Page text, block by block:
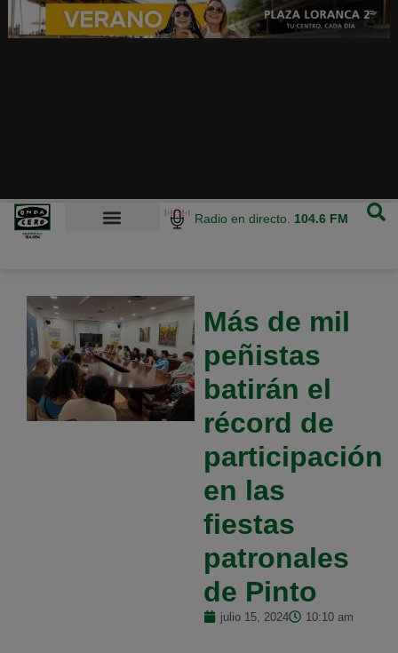
Radio en directo. 104.6 FM
Más de mil
peñistas
batirán el
récord de
participación
en las
fiestas
patronales
de Pinto
julio 15, 2024 10:10 am